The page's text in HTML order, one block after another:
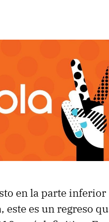
en la parte inferior
, este es un regreso